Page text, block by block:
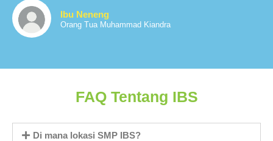
Ibu Neneng
Orang Tua Muhammad Kiandra
FAQ Tentang IBS
Di mana lokasi SMP IBS?